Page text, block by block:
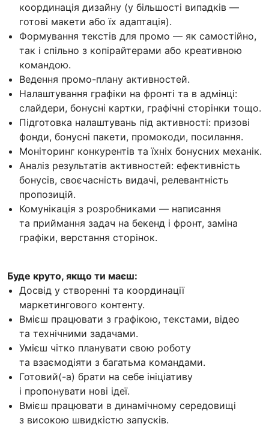
координація дизайну (у більшості випадків —
готові макети або їх адаптація).
Формування текстів для промо — як самостійно,
так і спільно з копірайтерами або креативною
командою.
Ведення промо-плану активностей.
Налаштування графіки на фронті та в адмінці:
слайдери, бонусні картки, графічні сторінки тощо.
Підготовка налаштувань під активності: призові
фонди, бонусні пакети, промокоди, посилання.
Моніторинг конкурентів та їхніх бонусних механік.
Аналіз результатів активностей: ефективність
бонусів, своєчасність видачі, релевантність
пропозицій.
Комунікація з розробниками — написання
та приймання задач на бекенд і фронт, заміна
графіки, верстання сторінок.
Буде круто, якщо ти маєш:
Досвід у створенні та координації
маркетингового контенту.
Вмієш працювати з графікою, текстами, відео
та технічними задачами.
Умієш чітко планувати свою роботу
та взаємодіяти з багатьма командами.
Готовий(-а) брати на себе ініціативу
і пропонувати нові ідеї.
Вмієш працювати в динамічному середовищі
з високою швидкістю запусків.